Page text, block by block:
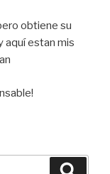
obtiene su
aquí estan mis